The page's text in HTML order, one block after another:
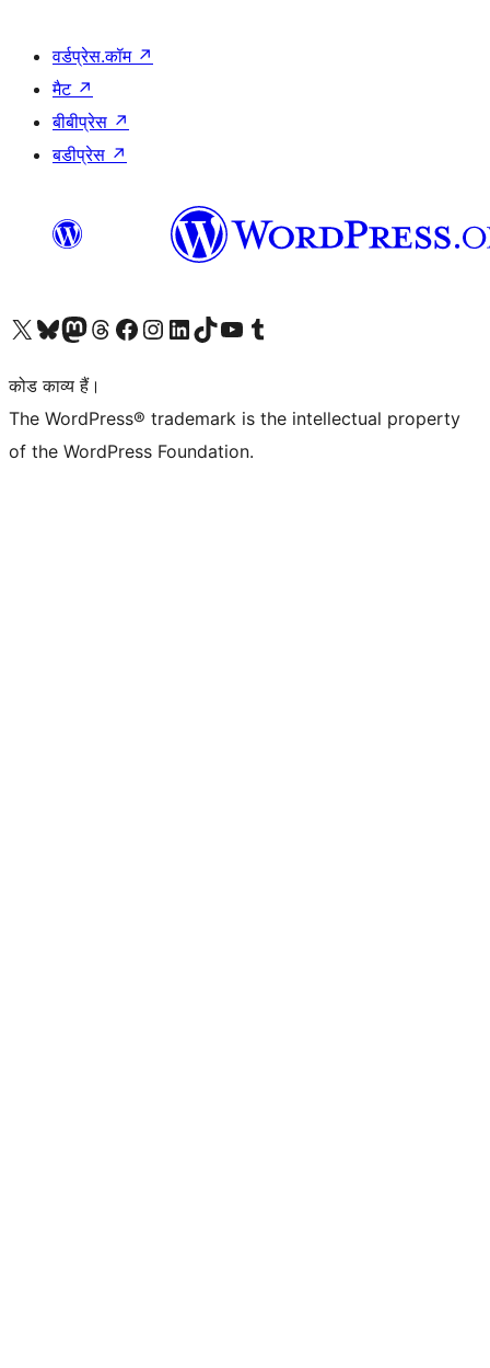
वर्डप्रेस.कॉम ↗
मैट ↗
बीबीप्रेस ↗
बडीप्रेस ↗
Visit our X (formerly Twitter) account
हमारे बलुस्की खाते पर जाएँVisit our Mastodon account
हमारे थ्रेड्स अकाउंट पर जाएंहमारे फेसबुक पेज पर जाएँहमारे इंस्टाग्राम अकाउंट पर जाएंहमारे लिंक्डइन खाते पर जाएँहमारे टिकटॉक खाते पर जाएँहमारे यूट्यूब चैनल पर जाएंहमारे Tumblr खाते पर जाएँ
कोड काव्य हैं।
The WordPress® trademark is the intellectual property
of the WordPress Foundation.